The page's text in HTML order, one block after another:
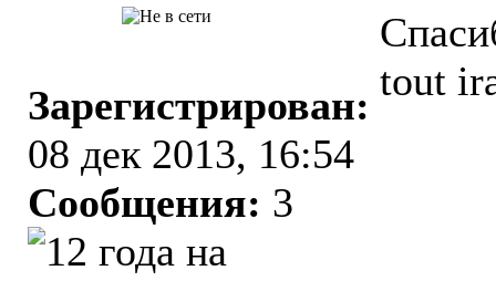
Зарегистрирован:
08 дек 2013, 16:54
Сообщения: 3
tout